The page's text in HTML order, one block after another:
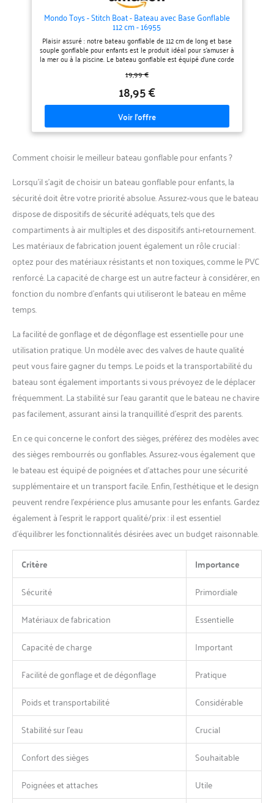
multitude d’articles tels que
les tentes de camping, les
vestes, les auvents, et divers
produits gonflables, y
compris les matelas
pneumatiques et les
bateaux. Prolongez la durée
de vie de vos équipements
tout en assurant votre
confort lors de vos sorties.
Mondo Toys - Stitch Boat - Bateau avec Base Gonflable
112 cm - 16955
Plaisir assuré : notre bateau gonflable de 112 cm de long et base
souple gonflable pour enfants est le produit idéal pour s'amuser à
la mer ou à la piscine. Le bateau gonflable est équipé d'une corde
de remorquage très utile pour tirer l'enfant, assurant ainsi des
heures de plaisir et de rires en toute sécurité Haute qualité -
réalisé avec un matériau PVC thermosoudé qui rend le gommone
fort et stable ; il est en outre très facile à gonfler et à dégonfler,
nous recommandons une pompe à main ou une pompe électrique
pour accélérer le processus Avertissement - utiliser le radeau
toujours sous la surveillance d’un adulte ; ne jamais laisser
l’enfant seul avec le radeau ; il est également conseillé de tenir la
poids 300 grammes ; livré avec une boîte pour un rangement
confortablement dans une valise Idéal comme cadeau - ce radeau
pour enfants est parfait à offrir pour toute occasion : Noël,
anniversaire ou toute cérémonie ou fête avec ce paquet, vous
ferez toujours une excellente impression
19,99 €
18,95 €
Comment choisir le meilleur bateau gonflable pour enfants ?
Lorsqu’il s’agit de choisir un bateau gonflable pour enfants, la
sécurité doit être votre priorité absolue. Assurez-vous que le bateau
dispose de dispositifs de sécurité adéquats, tels que des
compartiments à air multiples et des dispositifs anti-retournement.
Les matériaux de fabrication jouent également un rôle crucial :
optez pour des matériaux résistants et non toxiques, comme le PVC
renforcé. La capacité de charge est un autre facteur à considérer, en
fonction du nombre d’enfants qui utiliseront le bateau en même
temps.
La facilité de gonflage et de dégonflage est essentielle pour une
utilisation pratique. Un modèle avec des valves de haute qualité
peut vous faire gagner du temps. Le poids et la transportabilité du
bateau sont également importants si vous prévoyez de le déplacer
fréquemment. La stabilité sur l’eau garantit que le bateau ne chavire
pas facilement, assurant ainsi la tranquillité d’esprit des parents.
En ce qui concerne le confort des sièges, préférez des modèles avec
des sièges rembourrés ou gonflables. Assurez-vous également que
le bateau est équipé de poignées et d’attaches pour une sécurité
supplémentaire et un transport facile. Enfin, l’esthétique et le design
peuvent rendre l’expérience plus amusante pour les enfants. Gardez
également à l’esprit le rapport qualité/prix : il est essentiel
d’équilibrer les fonctionnalités désirées avec un budget raisonnable.
Critère Importance
Sécurité
Primordiale
Matériaux de fabrication
Essentielle
Capacité de charge
Important
Facilité de gonflage et de dégonflage
Pratique
Poids et transportabilité
Considérable
Stabilité sur l’eau
Crucial
Confort des sièges
Souhaitable
Poignées et attaches
Utile